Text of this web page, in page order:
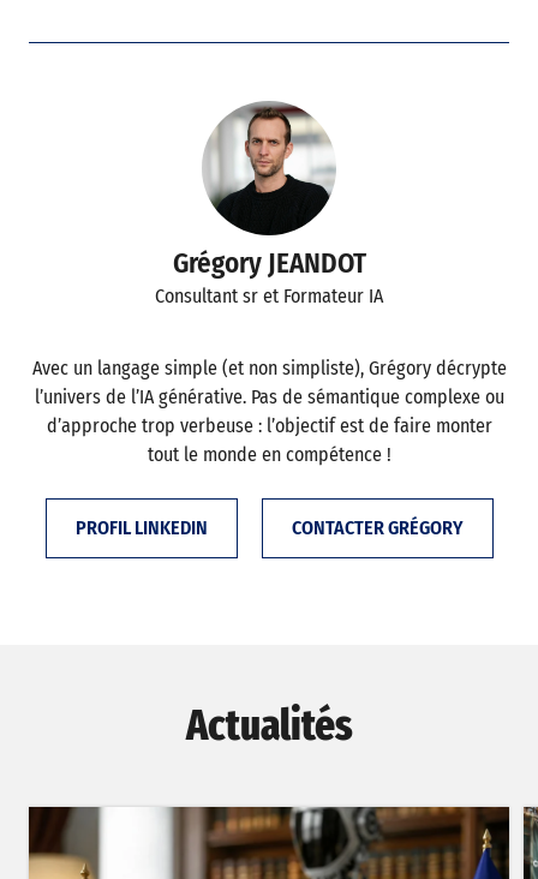
Grégory JEANDOT
Consultant sr et Formateur IA
Avec un langage simple (et non simpliste), Grégory décrypte
l’univers de l’IA générative. Pas de sémantique complexe ou
d’approche trop verbeuse : l’objectif est de faire monter
tout le monde en compétence !
PROFIL LINKEDIN CONTACTER GRÉGORY
Actualités